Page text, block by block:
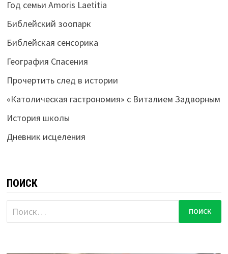
Год семьи Amoris Laetitia
Библейский зоопарк
Библейская сенсорика
География Спасения
Прочертить след в истории
«Католическая гастрономия» с Виталием Задворным
История школы
Дневник исцеления
ПОИСК
Найти: